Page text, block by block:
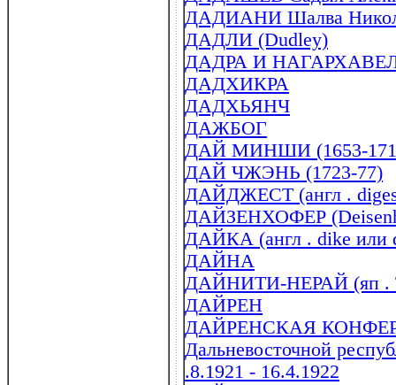
ДАДИАНИ Шалва
ДАДЛИ (Dudley)
ДАДРА И
ДАДХИКРА
ДАДХЬЯНЧ
ДАЖБОГ
ДАЙ МИНШИ (1653-
ДАЙ ЧЖЭНЬ (1723-77)
ДАЙДЖЕСТ (англ .
ДАЙЗЕНХОФЕР
ДАЙКА (англ . dike или
ДАЙНА
ДАЙНИТИ-НЕРАЙ (яп .
ДАЙРЕН
ДАЙРЕНСКАЯ
Дальневосточной
.8.1921 - 16.4.1922